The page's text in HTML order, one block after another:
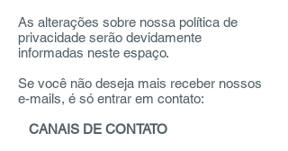
As alterações sobre nossa política de
privacidade serão devidamente
informadas neste espaço.
Se você não deseja mais receber nossos
e-mails, é só entrar em contato:
CANAIS DE CONTATO